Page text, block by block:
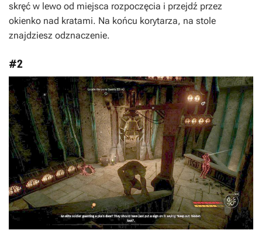
skręć w lewo od miejsca rozpoczęcia i przejdź przez
okienko nad kratami. Na końcu korytarza, na stole
znajdziesz odznaczenie.
#2